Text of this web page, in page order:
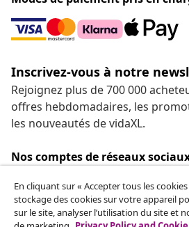
Inscrivez-vous à notre
Rejoignez plus de 700 000
offres hebdomadaires, les
les nouveautés de vidaXL.
Nos comptes de réseaux
En cliquant sur « Accepter tous les
stockage des cookies sur votre appareil
sur le site, analyser l’utilisation du site et